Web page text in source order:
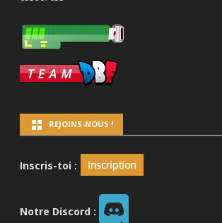
REJOINS-NOUS !
Inscris-toi :
Notre Discord :